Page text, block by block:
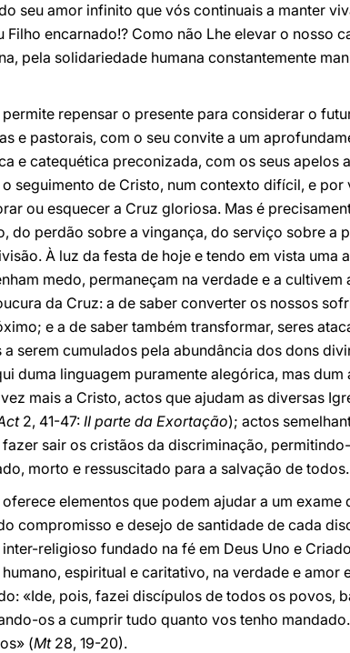
seu amor infinito que vós continuais a manter
encarnado!? Como não Lhe elevar o nosso
pela solidariedade humana constantemente
permite repensar o presente para considerar o
e pastorais, com o seu convite a um
e catequética preconizada, com os seus apelos
seguimento de Cristo, num contexto difícil, e
ou esquecer a Cruz gloriosa. Mas é
do perdão sobre a vingança, do serviço sobre a
À luz da festa de hoje e tendo em vista uma
medo, permaneçam na verdade e a cultivem
da Cruz: a de saber converter os nossos
e a de saber também transformar, seres
serem cumulados pela abundância dos dons
duma linguagem puramente alegórica, mas
mais a Cristo, actos que ajudam as diversas
2, 41-47: II parte da Exortação); actos
sair os cristãos da discriminação,
morto e ressuscitado para a salvação de todos.
oferece elementos que podem ajudar a um exame
compromisso e desejo de santidade de cada
religioso fundado na fé em Deus Uno e
espiritual e caritativo, na verdade e amor
«Ide, pois, fazei discípulos de todos os povos,
os a cumprir tudo quanto vos tenho
(Mt28, 19-20).